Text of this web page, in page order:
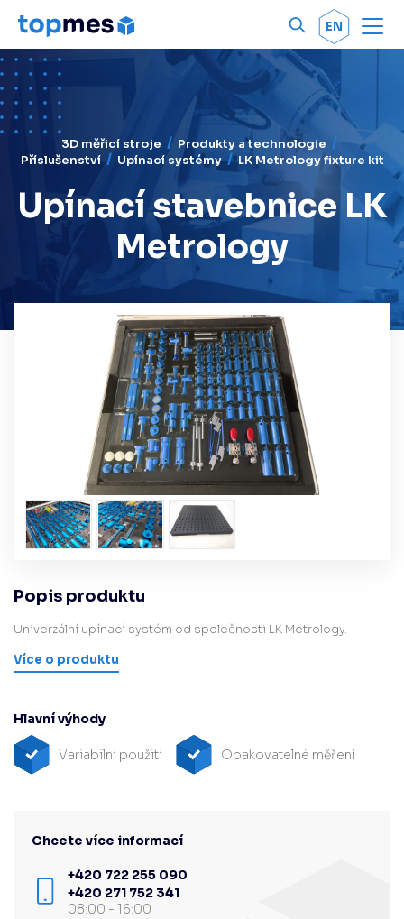
EN Menu
3D měřicí stroje
Produkty a technologie
Příslušenství
Upínací systémy LK Metrology fixture kit
Upínací stavebnice LK
Metrology
Popis produktu
Univerzální upínací systém od společnosti LK Metrology.
Více o produktu
Hlavní výhody
Variabilní použití Opakovatelné měření
Chcete více informací
+420 722 255 090
+420 271 752 341
08:00 - 16:00